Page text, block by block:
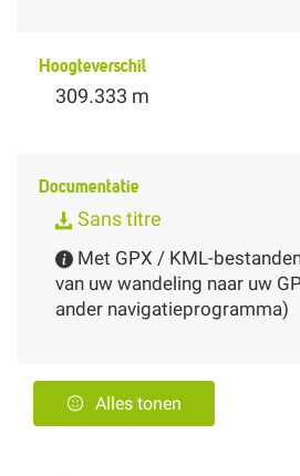
Hoogteverschil
309.333 m
Documentatie
Sans titre
Met GPX / KML-
van uw wandeling naar uw
ander navigatieprogramma)
Alles tonen